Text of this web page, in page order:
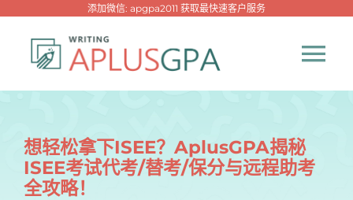
添加微信: apgpa2011 获取最快速客户服务
热门代写
想轻松拿下ISEE？AplusGPA揭秘
ISEE考试代考/替考/保分与远程助考
全攻略！